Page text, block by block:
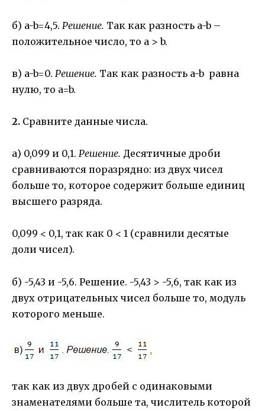
б) a-b=4,5. Решение. Так как разность a-b –
положительное число, то a > b.
в) a-b=0. Решение. Так как разность a-b равна
нулю, то a=b.
2. Сравните данные числа.
а) 0,099 и 0,1. Решение. Десятичные дроби
сравниваются поразрядно: из двух чисел
больше то, которое содержит больше единиц
высшего разряда.
0,099 < 0,1, так как 0 < 1 (сравнили десятые
доли чисел).
б) -5,43 и -5,6. Решение. -5,43 > -5,6, так как из
двух отрицательных чисел больше то, модуль
которого меньше.
так как из двух дробей с одинаковыми
знаменателями больше та, числитель которой